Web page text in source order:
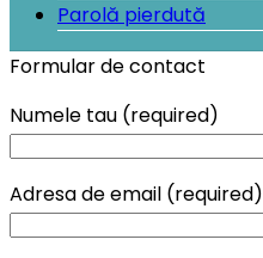
Parolă pierdută
Formular de contact
Numele tau (required)
Adresa de email (required)